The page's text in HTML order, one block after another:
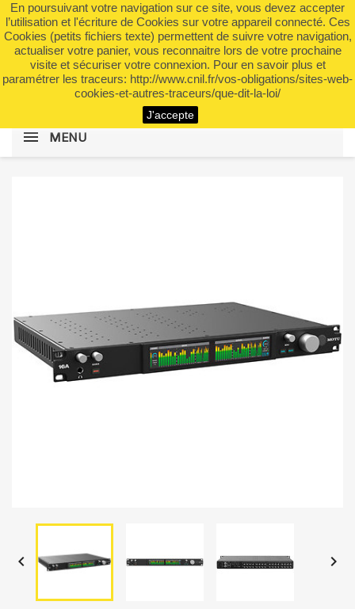
En poursuivant votre navigation sur ce site, vous devez accepter
l’utilisation et l'écriture de Cookies sur votre appareil connecté. Ces
Cookies (petits fichiers texte) permettent de suivre votre navigation,
actualiser votre panier, vous reconnaitre lors de votre prochaine
visite et sécuriser votre connexion. Pour en savoir plus et
paramétrer les traceurs: http://www.cnil.fr/vos-obligations/sites-web-
cookies-et-autres-traceurs/que-dit-la-loi/
J'accepte
 shopping_cart (0)

search
MENU
 